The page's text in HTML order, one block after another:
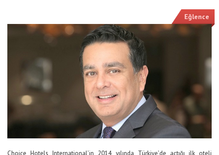
Eğlence
Choice Hotels International’in 2014 yılında Türkiye’de açtığı ilk oteli